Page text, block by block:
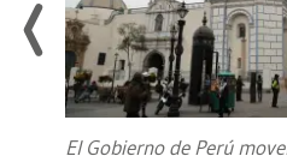
El Gobierno de Perú